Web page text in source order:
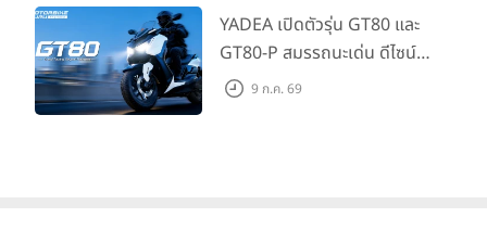
YADEA เปิดตัวรุ่น GT80 และ
GT80-P สมรรถนะเด่น ดีไซน์หรู
ปลอดภัย ราคาเข้าถึงง่าย จด
9 ก.ค. 69